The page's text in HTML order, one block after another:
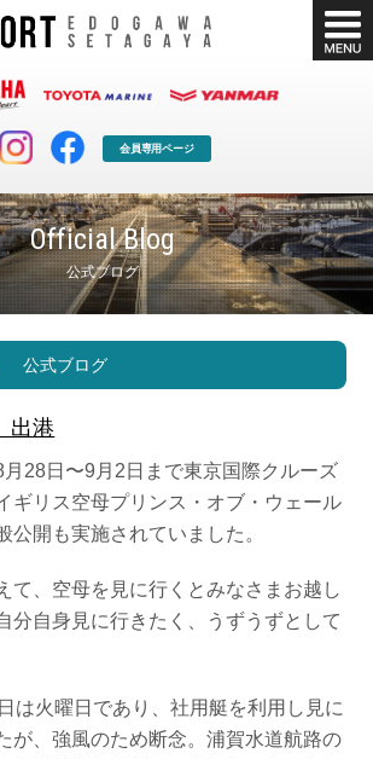
会員専用ページ
Official Blog
公式ブログ
い！
ボート販売
公式ブログ
Blog
Company
公式ブログ
出港
28日〜9月2日まで東京国際クルーズ
ギリス空母プリンス・オブ・ウェール
公開も実施されていました。
て、空母を見に行くとみなさまお越し
分自身見に行きたく、うずうずとして
は火曜日であり、社用艇を利用し見に
が、強風のため断念。浦賀水道航路の